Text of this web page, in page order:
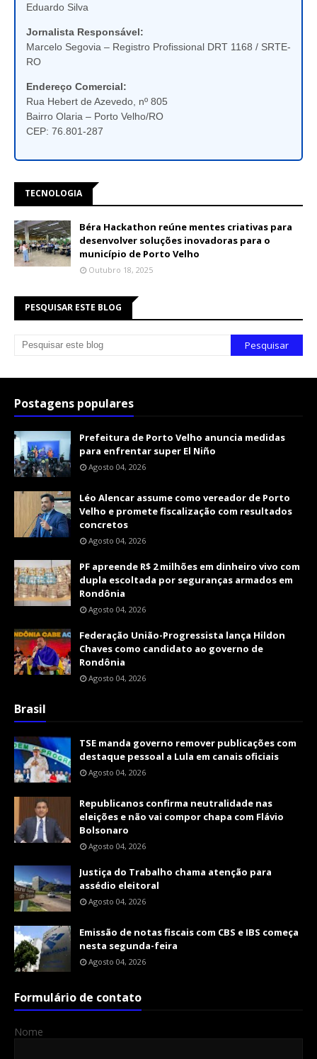
Eduardo Silva
Jornalista Responsável:
Marcelo Segovia – Registro Profissional DRT 1168 / SRTE-
RO
Endereço Comercial:
Rua Hebert de Azevedo, nº 805
Bairro Olaria – Porto Velho/RO
CEP: 76.801-287
TECNOLOGIA
Béra Hackathon reúne mentes criativas para
desenvolver soluções inovadoras para o
município de Porto Velho
Outubro 18, 2025
PESQUISAR ESTE BLOG
Postagens populares
Prefeitura de Porto Velho anuncia medidas
para enfrentar super El Niño
Agosto 04, 2026
Léo Alencar assume como vereador de Porto
Velho e promete fiscalização com resultados
concretos
Agosto 04, 2026
PF apreende R$ 2 milhões em dinheiro vivo com
dupla escoltada por seguranças armados em
Rondônia
Agosto 04, 2026
Federação União-Progressista lança Hildon
Chaves como candidato ao governo de
Rondônia
Agosto 04, 2026
Brasil
TSE manda governo remover publicações com
destaque pessoal a Lula em canais oficiais
Agosto 04, 2026
Republicanos confirma neutralidade nas
eleições e não vai compor chapa com Flávio
Bolsonaro
Agosto 04, 2026
Justiça do Trabalho chama atenção para
assédio eleitoral
Agosto 04, 2026
Emissão de notas fiscais com CBS e IBS começa
nesta segunda-feira
Agosto 04, 2026
Formulário de contato
Nome